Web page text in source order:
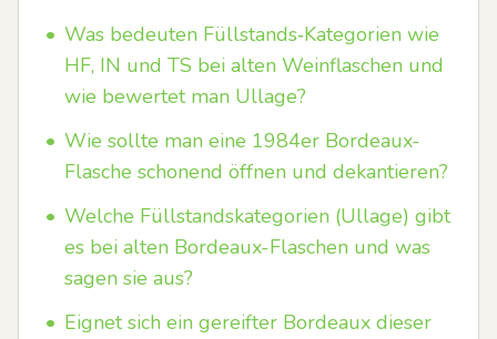
• Was bedeuten Füllstands‑Kategorien wie
HF, IN und TS bei alten Weinflaschen und
wie bewertet man Ullage?
• Wie sollte man eine 1984er Bordeaux-
Flasche schonend öffnen und dekantieren?
• Welche Füllstandskategorien (Ullage) gibt
es bei alten Bordeaux-Flaschen und was
sagen sie aus?
• Eignet sich ein gereifter Bordeaux dieser